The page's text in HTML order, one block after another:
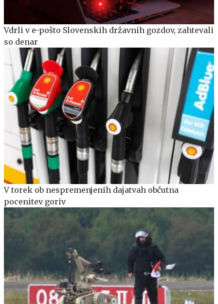
Vdrli v e-pošto Slovenskih državnih gozdov, zahtevali
so denar
V torek ob nespremenjenih dajatvah občutna
pocenitev goriv